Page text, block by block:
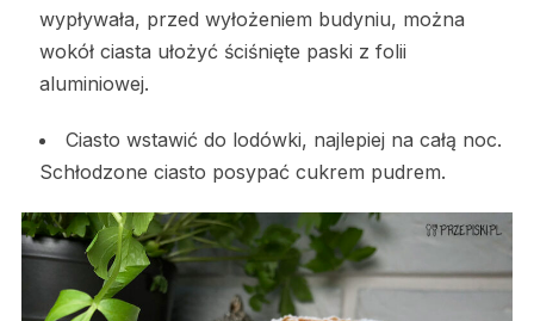
wypływała, przed wyłożeniem budyniu, można
wokół ciasta ułożyć ściśnięte paski z folii
aluminiowej.
Ciasto wstawić do lodówki, najlepiej na całą noc.
Schłodzone ciasto posypać cukrem pudrem.